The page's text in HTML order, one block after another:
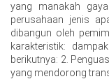
yang manakah
perusahaan jenis
dibangun oleh
karakteristik:
berikutnya: 2.
yang mendorong